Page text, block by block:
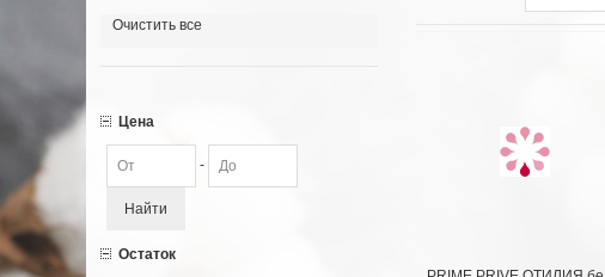
Очистить все
Цена
-
Найти
Остаток